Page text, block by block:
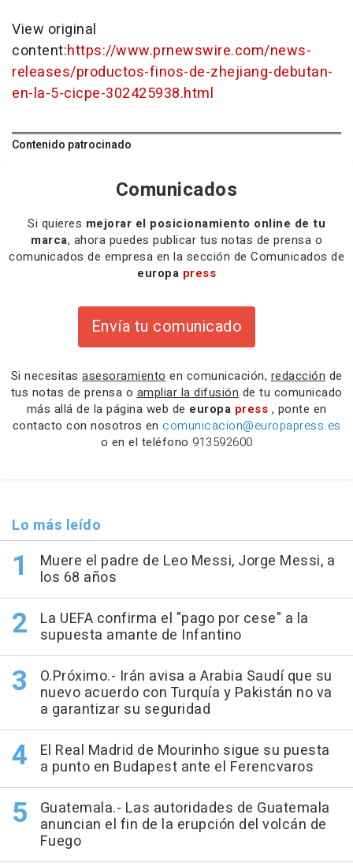
View original
content:https://www.prnewswire.com/news-
releases/productos-finos-de-zhejiang-debutan-
en-la-5-cicpe-302425938.html
Contenido patrocinado
Comunicados
Si quieres mejorar el posicionamiento online de tu
marca, ahora puedes publicar tus notas de prensa o
comunicados de empresa en la sección de Comunicados de
europa press
Envía tu comunicado
Si necesitas asesoramiento en comunicación, redacción de
tus notas de prensa o ampliar la difusión de tu comunicado
más allá de la página web de europa press , ponte en
contacto con nosotros en comunicacion@europapress.es
o en el teléfono 913592600
Lo más leído
Muere el padre de Leo Messi, Jorge Messi, a
los 68 años
La UEFA confirma el "pago por cese" a la
supuesta amante de Infantino
O.Próximo.- Irán avisa a Arabia Saudí que su
nuevo acuerdo con Turquía y Pakistán no va
a garantizar su seguridad
El Real Madrid de Mourinho sigue su puesta
a punto en Budapest ante el Ferencvaros
Guatemala.- Las autoridades de Guatemala
anuncian el fin de la erupción del volcán de
Fuego